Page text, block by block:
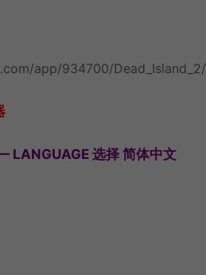
app/934700/Dead_Island_2/
LANGUAGE 选择 简体中文